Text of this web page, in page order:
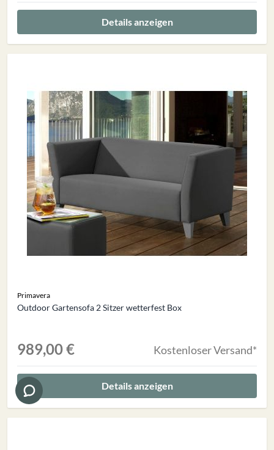
Details anzeigen
Primavera
Outdoor Gartensofa 2 Sitzer wetterfest Box
989,00 € Kostenloser Versand*
Details anzeigen